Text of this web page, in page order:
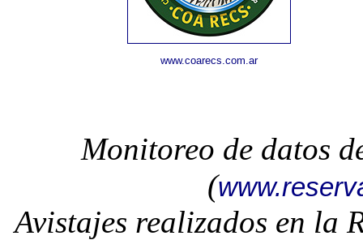
www.coarecs.com.ar
Monitoreo de datos
(
Avistajes realizados en la